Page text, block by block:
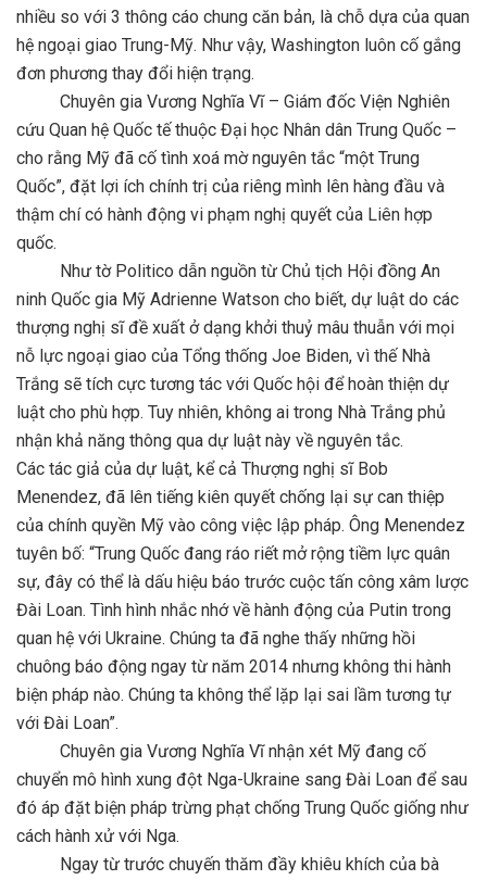
nhiều so với 3 thông cáo chung căn bản, là chỗ dựa của quan
hệ ngoại giao Trung-Mỹ. Như vậy, Washington luôn cố gắng
đơn phương thay đổi hiện trạng.
Chuyên gia Vương Nghĩa Vĩ – Giám đốc Viện Nghiên
cứu Quan hệ Quốc tế thuộc Đại học Nhân dân Trung Quốc –
cho rằng Mỹ đã cố tình xoá mờ nguyên tắc “một Trung
Quốc”, đặt lợi ích chính trị của riêng mình lên hàng đầu và
thậm chí có hành động vi phạm nghị quyết của Liên hợp
quốc.
Như tờ Politico dẫn nguồn từ Chủ tịch Hội đồng An
ninh Quốc gia Mỹ Adrienne Watson cho biết, dự luật do các
thượng nghị sĩ đề xuất ở dạng khởi thuỷ mâu thuẫn với mọi
nỗ lực ngoại giao của Tổng thống Joe Biden, vì thế Nhà
Trắng sẽ tích cực tương tác với Quốc hội để hoàn thiện dự
luật cho phù hợp. Tuy nhiên, không ai trong Nhà Trắng phủ
nhận khả năng thông qua dự luật này về nguyên tắc.
Các tác giả của dự luật, kể cả Thượng nghị sĩ Bob
Menendez, đã lên tiếng kiên quyết chống lại sự can thiệp
của chính quyền Mỹ vào công việc lập pháp. Ông Menendez
tuyên bố: “Trung Quốc đang ráo riết mở rộng tiềm lực quân
sự, đây có thể là dấu hiệu báo trước cuộc tấn công xâm lược
Đài Loan. Tình hình nhắc nhớ về hành động của Putin trong
quan hệ với Ukraine. Chúng ta đã nghe thấy những hồi
chuông báo động ngay từ năm 2014 nhưng không thi hành
biện pháp nào. Chúng ta không thể lặp lại sai lầm tương tự
với Đài Loan”.
Chuyên gia Vương Nghĩa Vĩ nhận xét Mỹ đang cố
chuyển mô hình xung đột Nga-Ukraine sang Đài Loan để sau
đó áp đặt biện pháp trừng phạt chống Trung Quốc giống như
cách hành xử với Nga.
Ngay từ trước chuyến thăm đầy khiêu khích của bà